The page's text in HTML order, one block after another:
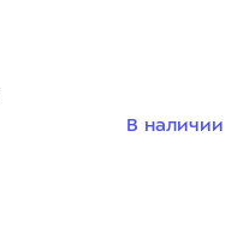
В наличии